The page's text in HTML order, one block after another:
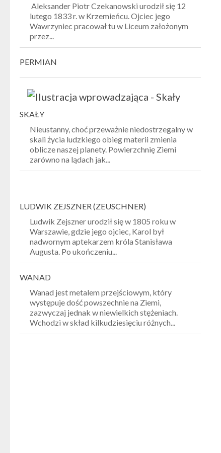
Aleksander Piotr Czekanowski urodził się 12
lutego 1833 r. w Krzemieńcu. Ojciec jego
Wawrzyniec pracował tu w Liceum założonym
przez...
PERMIAN
SKAŁY
Nieustanny, choć przeważnie niedostrzegalny w
skali życia ludzkiego obieg materii zmienia
oblicze naszej planety. Powierzchnię Ziemi
zarówno na lądach jak...
LUDWIK ZEJSZNER (ZEUSCHNER)
Ludwik Zejszner urodził się w 1805 roku w
Warszawie, gdzie jego ojciec, Karol był
nadwornym aptekarzem króla Stanisława
Augusta. Po ukończeniu...
WANAD
Wanad jest metalem przejściowym, który
występuje dość powszechnie na Ziemi,
zazwyczaj jednak w niewielkich stężeniach.
Wchodzi w skład kilkudziesięciu różnych...